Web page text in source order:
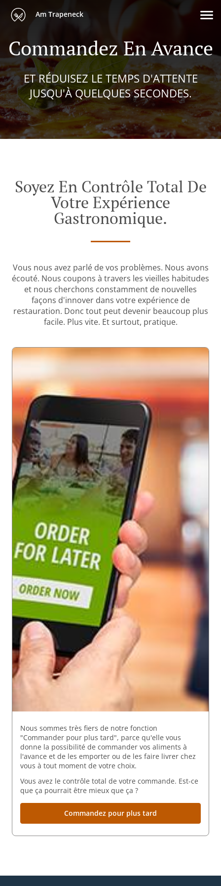
Am Trapeneck
Commandez En Avance
ET RÉDUISEZ LE TEMPS D'ATTENTE
JUSQU'À QUELQUES SECONDES.
Soyez En Contrôle Total De
Votre Expérience
Gastronomique.
Vous nous avez parlé de vos problèmes. Nous avons
écouté. Nous coupons à travers les vieilles habitudes
et nous cherchons constamment de nouvelles
façons d'innover dans votre expérience de
restauration. Donc tout peut devenir beaucoup plus
facile. Plus vite. Et surtout, pratique.
Nous sommes très fiers de notre fonction
"Commander pour plus tard", parce qu'elle vous
donne la possibilité de commander vos aliments à
l'avance et de les emporter ou de les faire livrer chez
vous à tout moment de votre choix.
Vous avez le contrôle total de votre commande. Est-ce
que ça pourrait être mieux que ça ?
Commandez pour plus tard